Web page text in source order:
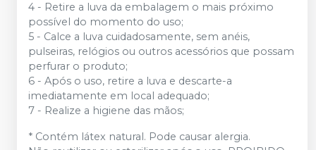
4 - Retire a luva da embalagem o mais próximo
possível do momento do uso;
5 - Calce a luva cuidadosamente, sem anéis,
pulseiras, relógios ou outros acessórios que possam
perfurar o produto;
6 - Após o uso, retire a luva e descarte-a
imediatamente em local adequado;
7 - Realize a higiene das mãos;
* Contém látex natural. Pode causar alergia.